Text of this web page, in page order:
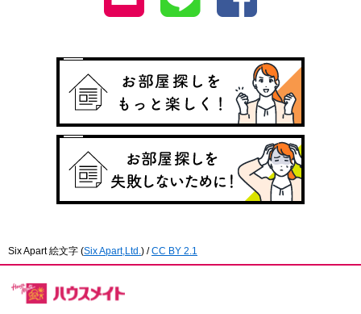
Six Apart 絵文字 (Six Apart,Ltd. ) /CC BY 2.1